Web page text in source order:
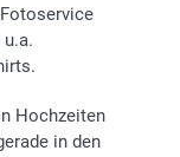
Hochzeiten
in den